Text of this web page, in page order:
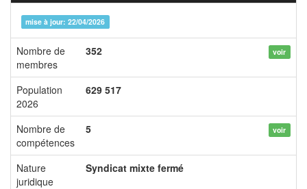
mise à jour: 22/04/2026
Nombre de
membres
352 voir
Population
2026
629 517
Nombre de
compétences
5 voir
Nature
juridique
Syndicat mixte fermé